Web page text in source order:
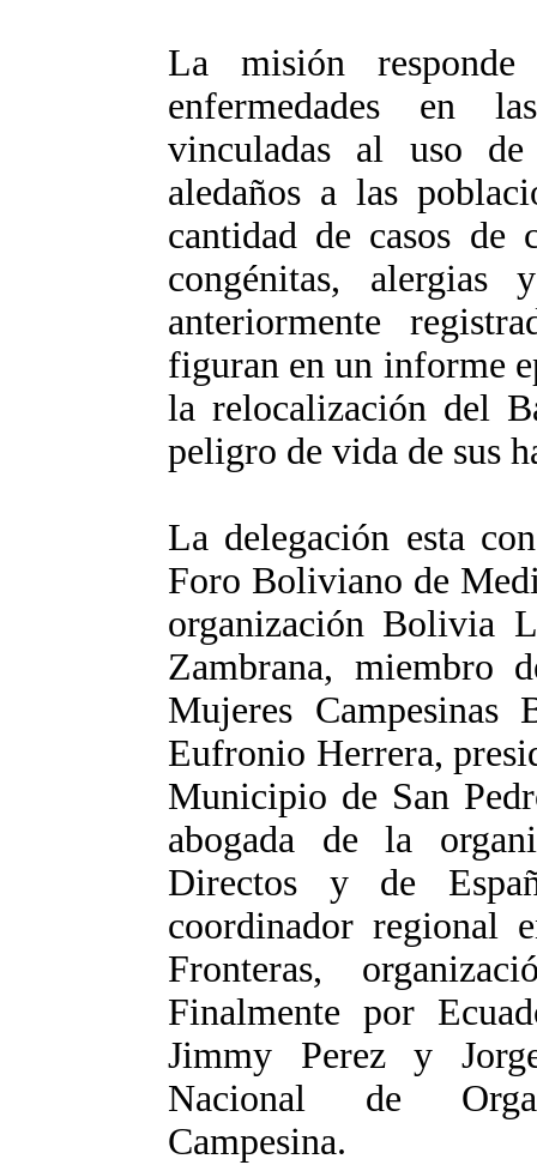
La misión
enfermedades en
vinculadas al uso
aledaños a las
cantidad de casos de
congénitas, alergias
anteriormente
figuran en un informe
la relocalización del
peligro de vida de sus
La delegación esta
Foro Boliviano de
organización Bolivia
Zambrana, miembro
Mujeres
Eufronio Herrera,
Municipio de San
abogada de la
Directos y de
coordinador regional
Fronteras,
Finalmente por
Jimmy Perez y
Nacional de
Campesina.